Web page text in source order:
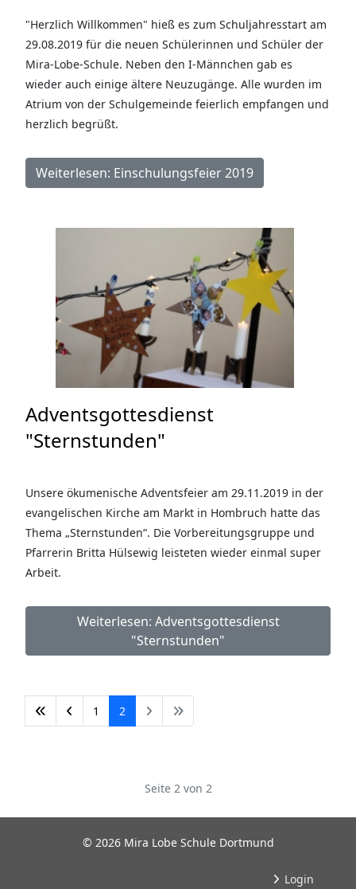
"Herzlich Willkommen" hieß es zum Schuljahresstart am
29.08.2019 für die neuen Schülerinnen und Schüler der
Mira-Lobe-Schule. Neben den I-Männchen gab es
wieder auch einige ältere Neuzugänge. Alle wurden im
Atrium von der Schulgemeinde feierlich empfangen und
herzlich begrüßt.
Weiterlesen: Einschulungsfeier 2019
Adventsgottesdienst
"Sternstunden"
Unsere ökumenische Adventsfeier am 29.11.2019 in der
evangelischen Kirche am Markt in Hombruch hatte das
Thema „Sternstunden“. Die Vorbereitungsgruppe und
Pfarrerin Britta Hülsewig leisteten wieder einmal super
Arbeit.
Weiterlesen: Adventsgottesdienst
"Sternstunden"
1 2
Seite 2 von 2
© 2026 Mira Lobe Schule Dortmund
Login